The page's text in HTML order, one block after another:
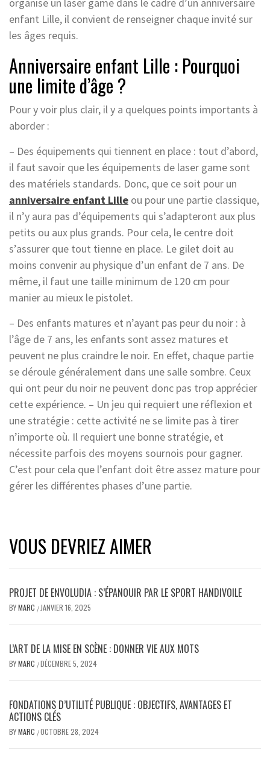
organise un laser game dans le cadre d’un anniversaire
enfant Lille, il convient de renseigner chaque invité sur
les âges requis.
Anniversaire enfant Lille : Pourquoi
une limite d’âge ?
Pour y voir plus clair, il y a quelques points importants à
aborder :
– Des équipements qui tiennent en place : tout d’abord,
il faut savoir que les équipements de laser game sont
des matériels standards. Donc, que ce soit pour un
anniversaire enfant Lille ou pour une partie classique,
il n’y aura pas d’équipements qui s’adapteront aux plus
petits ou aux plus grands. Pour cela, le centre doit
s’assurer que tout tienne en place. Le gilet doit au
moins convenir au physique d’un enfant de 7 ans. De
même, il faut une taille minimum de 120 cm pour
manier au mieux le pistolet.
– Des enfants matures et n’ayant pas peur du noir : à
l’âge de 7 ans, les enfants sont assez matures et
peuvent ne plus craindre le noir. En effet, chaque partie
se déroule généralement dans une salle sombre. Ceux
qui ont peur du noir ne peuvent donc pas trop apprécier
cette expérience. – Un jeu qui requiert une réflexion et
une stratégie : cette activité ne se limite pas à tirer
n’importe où. Il requiert une bonne stratégie, et
nécessite parfois des moyens sournois pour gagner.
C’est pour cela que l’enfant doit être assez mature pour
gérer les différentes phases d’une partie.
VOUS DEVRIEZ AIMER
PROJET DE ENVOLUDIA : S’ÉPANOUIR PAR LE SPORT HANDIVOILE
BYMARC / JANVIER 16, 2025
L’ART DE LA MISE EN SCÈNE : DONNER VIE AUX MOTS
BYMARC /DÉCEMBRE 5, 2024
FONDATIONS D’UTILITÉ PUBLIQUE : OBJECTIFS, AVANTAGES ET
ACTIONS CLÉS
BYMARC /OCTOBRE 28, 2024